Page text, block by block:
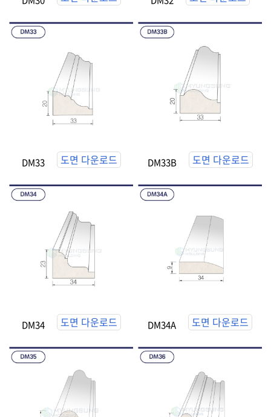
DM33 도면 다운로드 DM33B 도면 다운로드
DM34 도면 다운로드 DM34A 도면 다운로드